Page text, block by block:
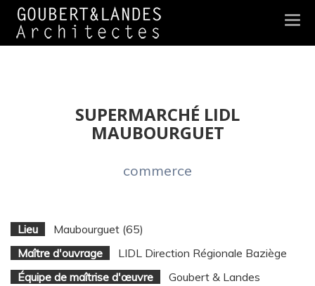
SUPERMARCHÉ LIDL
MAUBOURGUET
commerce
Lieu
Maubourguet (65)
Maître d'ouvrage
LIDL Direction Régionale Baziège
Équipe de maîtrise d'œuvre
Goubert & Landes